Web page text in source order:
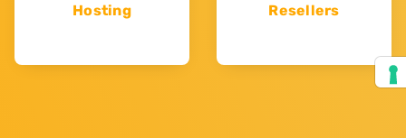
Hosting Resellers